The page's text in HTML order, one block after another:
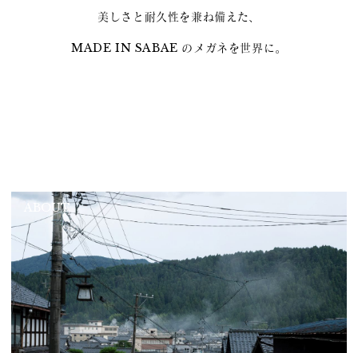
美しさと耐久性を兼ね備えた、
MADE IN SABAE のメガネを世界に。
ABOUT